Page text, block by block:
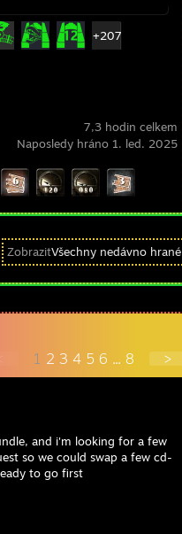
+207
7,3 hodin celkem
Naposledy hráno 1. led. 2025
ZobrazitVšechny nedávno hrané
1 2 3 4 5 6 ... 8 >
and i'm looking for a few
so we could swap a few cd-
to go first